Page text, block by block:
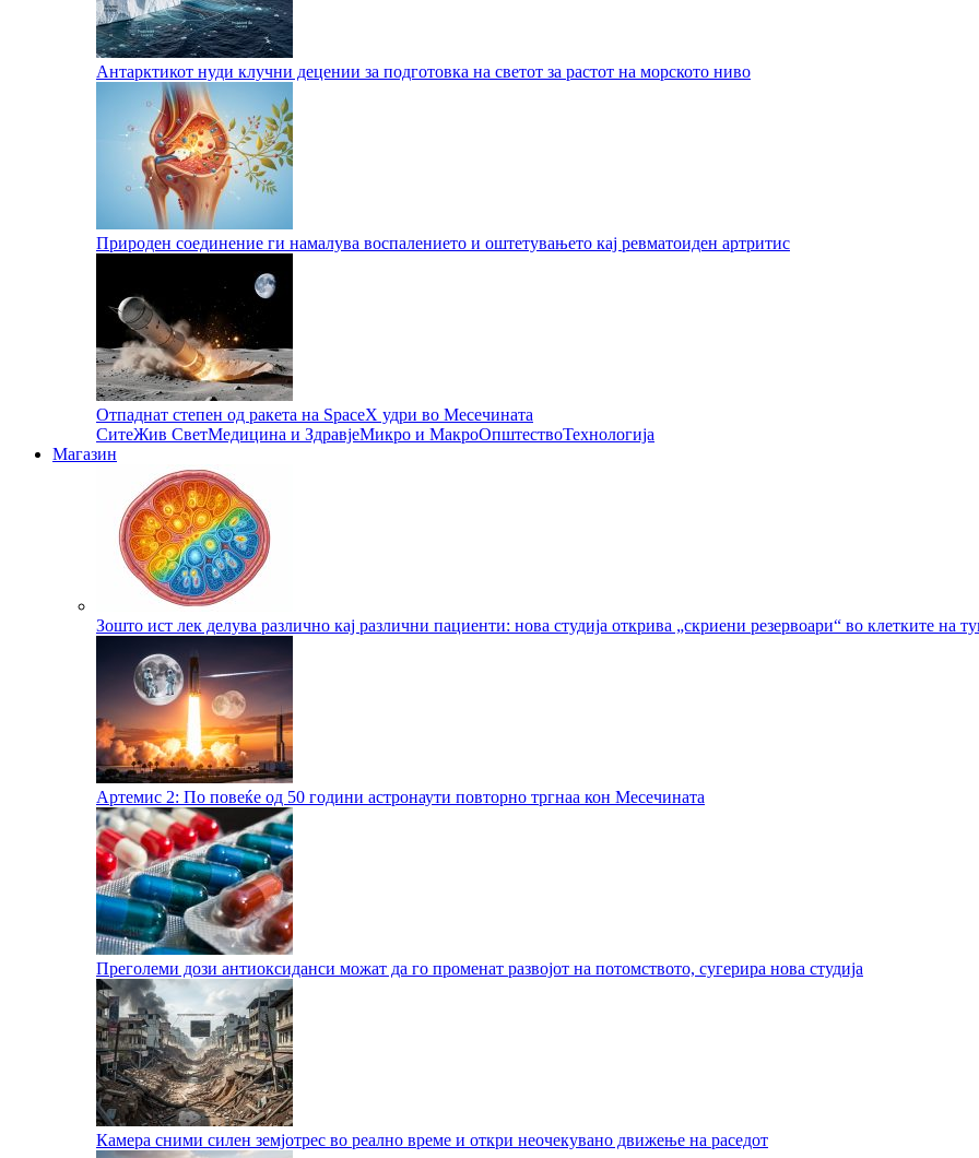
Антарктикот нуди клучни децении за подготовка на светот за растот на морското ниво
Природен соединение ги намалува воспалението и оштетувањето кај ревматоиден артритис
Отпаднат степен од ракета на SpaceX удри во Месечината
СитеЖив СветМедицина и ЗдравјеМикро и МакроОпштествоТехнологија
Магазин
Зошто ист лек делува различно кај различни пациенти: нова студија открива „скриени резервоари“ во клетките на
Артемис 2: По повеќе од 50 години астронаути повторно тргнаа кон Месечината
Преголеми дози антиоксиданси можат да го променат развојот на потомството, сугерира нова студија
Камера сними силен земјотрес во реално време и откри неочекувано движење на раседот